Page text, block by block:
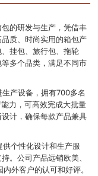
的研发与生产，凭借丰
质、时尚实用的箱包产
挂包、旅行包、拖轮
多个品类，满足不同市
产设备，拥有700多名
力，可高效完成大批量
计，确保每款产品兼具
个性化设计和生产服
。公司产品远销欧美、
外客户的认可和好评。